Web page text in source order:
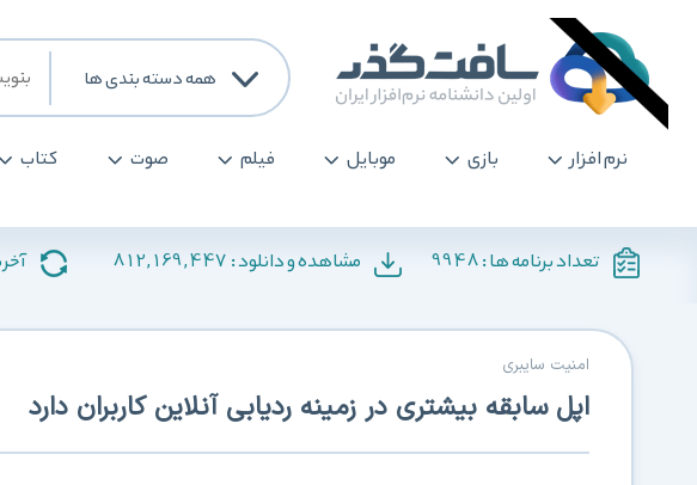
همه دسته بندی ها
نرم افزار بازی موبایل فیلم صوت کتاب
تعداد برنامه ها :9948 مشاهده و دانلود : 812,169,447
امنیت سایبری
اپل سابقه بیشتری در زمینه ردیابی آنلاین کاربران دارد